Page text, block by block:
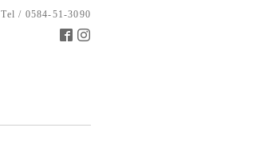
Tel / 0584-51-3090